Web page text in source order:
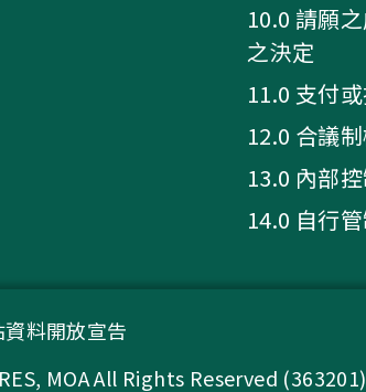
10.0 請願
之決定
11.0 支付
12.0 合議
13.0 內部
14.0 自行
料開放宣告
MOA All Rights Reserved (363201)